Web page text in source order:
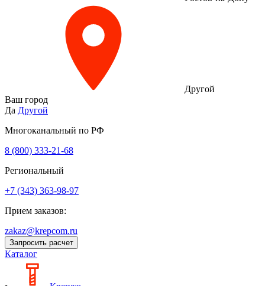
Другой
Ваш город
Да Другой
Многоканальный по РФ
8 (800) 333‑21-68
Региональный
+7 (343) 363-98-97
Прием заказов:
zakaz@krepcom.ru
Запросить расчет
Каталог